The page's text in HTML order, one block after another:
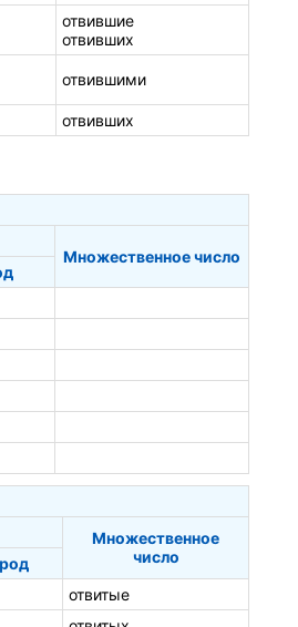
отвившие
отвивших
отвившими
отвивших
Множественное число
Множественное
число
отвитые